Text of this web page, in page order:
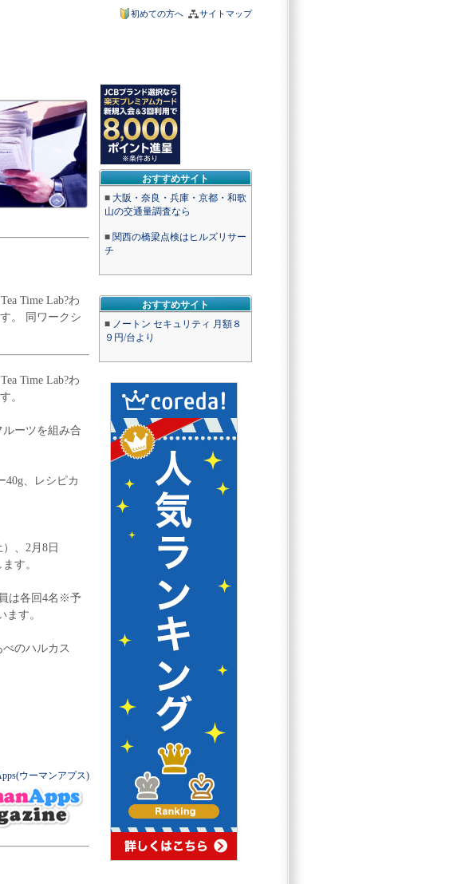
サイトマップ
初めての方へ
おすすめサイト
■ 大阪・奈良・兵庫・京都・和歌
山の交通量調査なら
■ 関西の橋梁点検はヒルズリサー
チ
おすすめサイト
■ ノートン セキュリティ 月額８
９円/台より
Time Lab?わ
。 同ワークシ
Time Lab?わ
。
ーツを組み合
40g、レシピカ
、2月8日
す。
は各回4名※予
す。
のハルカス
ウーマンアプス)